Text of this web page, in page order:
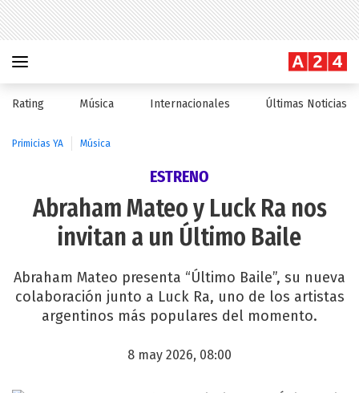
Rating Música Internacionales Últimas Noticias
Primicias YA Música
ESTRENO
Abraham Mateo y Luck Ra nos
invitan a un Último Baile
Abraham Mateo presenta “Último Baile”, su nueva
colaboración junto a Luck Ra, uno de los artistas
argentinos más populares del momento.
8 may 2026, 08:00